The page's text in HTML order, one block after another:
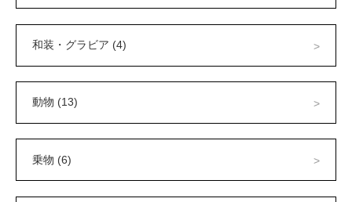
和装・グラビア (4)
動物 (13)
乗物 (6)